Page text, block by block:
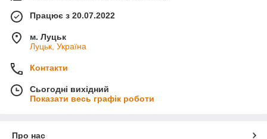
Працює з 20.07.2022
м. Луцьк
Луцьк, Україна
Контакти
Сьогодні вихідний
Показати весь графік роботи
Про нас